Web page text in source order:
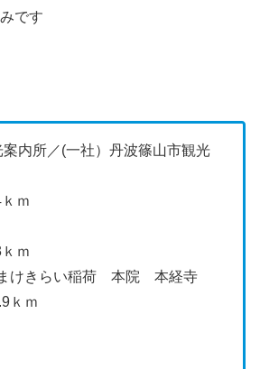
です
内所／(一社）丹波篠山市観光
ｍ
ｍ
けきらい稲荷 本院 本経寺
ｋｍ